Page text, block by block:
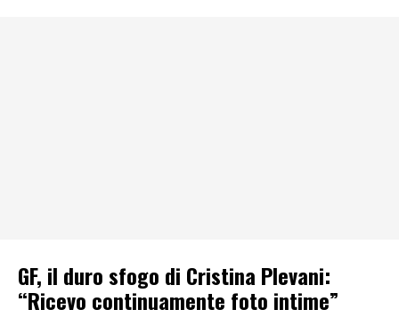
GF, il duro sfogo di Cristina Plevani:
“Ricevo continuamente foto intime”